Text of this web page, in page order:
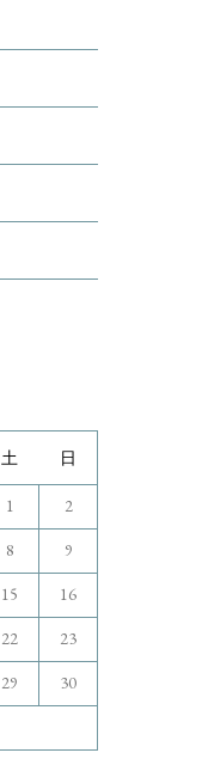
土 日
1 2
8 9
15 16
22 23
29 30